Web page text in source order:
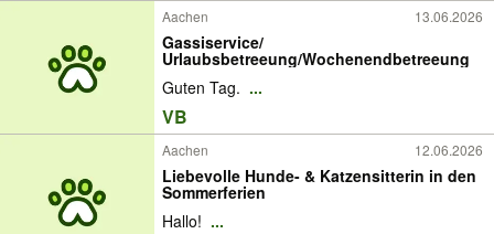
Aachen 13.06.2026
Gassiservice/
Urlaubsbetreeung/Wochenendbetreeung
Guten Tag. ...
VB
Aachen 12.06.2026
Liebevolle Hunde- & Katzensitterin in den
Sommerferien
Hallo! ...